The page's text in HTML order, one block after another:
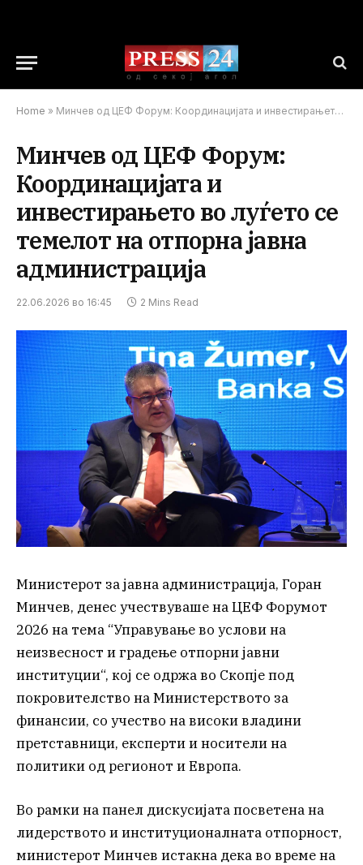
Home » Минчев од ЦЕФ Форум: Координацијата и инвестирањето во луѓето се темелот на отпорна јавна администрација
Минчев од ЦЕФ Форум:
Координацијата и
инвестирањето во луѓето се
темелот на отпорна јавна
администрација
22.06.2026 во 16:45 2 Mins Read
Министерот за јавна администрација, Горан
Минчев, денес учествуваше на ЦЕФ Форумот
2026 на тема “Управување во услови на
неизвесност и градење отпорни јавни
институции“, кој се одржа во Скопје под
покровителство на Министерството за
финансии, со учество на високи владини
претставници, експерти и носители на
политики од регионот и Европа.
Во рамки на панел дискусијата посветена на
лидерството и институционалната отпорност,
министерот Минчев истакна дека во време на